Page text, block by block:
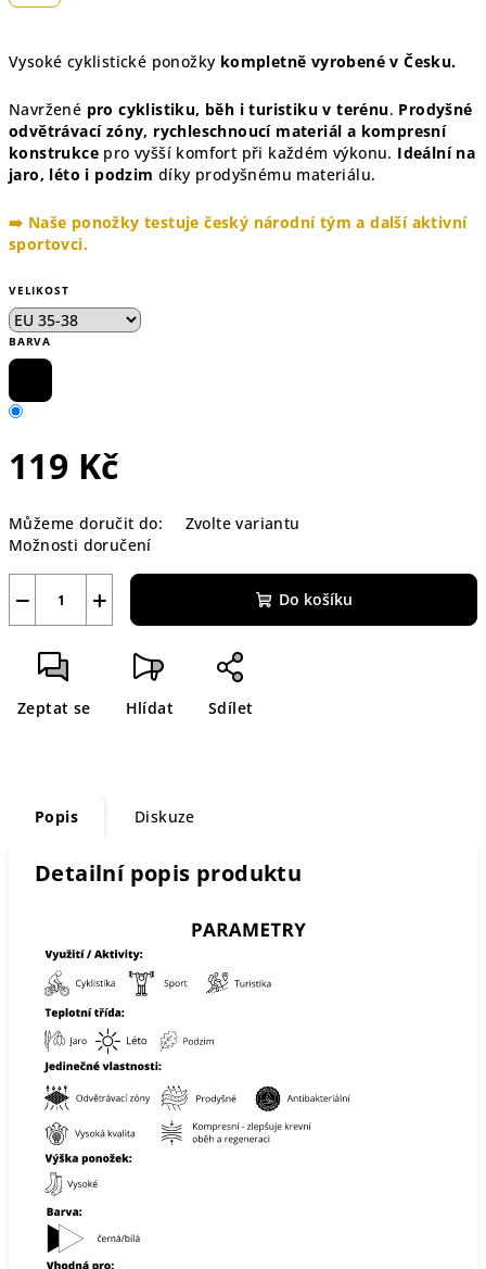
Vysoké cyklistické ponožky kompletně vyrobené v Česku.
Navržené pro cyklistiku, běh i turistiku v terénu. Prodyšné
odvětrávací zóny, rychleschnoucí materiál a kompresní
konstrukce pro vyšší komfort při každém výkonu. Ideální na
jaro, léto i podzim díky prodyšnému materiálu.
➡️ Naše ponožky testuje český národní tým a další aktivní
sportovci.
VELIKOST
BARVA
119 Kč
cena:
Můžeme doručit do:
Zvolte variantu
Možnosti doručení
+
− Do košíku
Zeptat se Hlídat Sdílet
Popis Diskuze
Detailní popis produktu